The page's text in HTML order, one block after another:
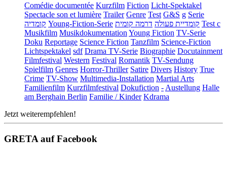
Comédie documentée Kurzfilm Fiction Licht-Spektakel
Spectacle son et lumière Trailer Genre Test G&S g Serie
קומדיה Young-Fiction-Serie קומדיית פעולה דרמה קומית
Test c
Musikfilm Musikdokumentation Young Fiction TV-Serie
Doku Reportage Science Fiction Tanzfilm Science-Fiction
Lichtspektakel sdf Drama TV-Serie Biographie Docutainment
Filmfestival Western Festival Romantik TV-Sendung
Spielfilm Genres Horror-Thriller Satire Divers History True
Crime TV-Show Multimedia-Installation Martial Arts
Familienfilm Kurzfilmfestival Dokufiction - Austellung Halle
am Berghain Berlin Familie / Kinder Kdrama
Jetzt weiterempfehlen!
GRETA auf Facebook